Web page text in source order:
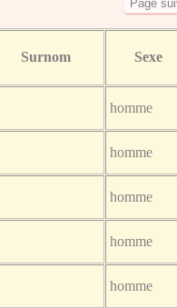
Surnom Sexe
homme
homme
homme
homme
homme